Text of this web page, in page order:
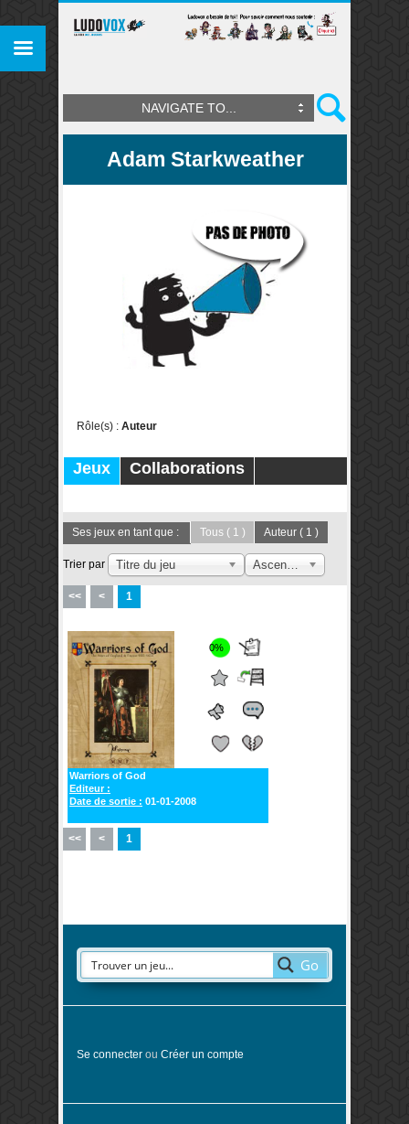
NAVIGATE TO...
Adam Starkweather
Rôle(s) : Auteur
Jeux
Collaborations
Ses jeux en tant que : Tous ( 1 ) Auteur ( 1 )
Trier par Titre du jeu
<< < 1
0%
Warriors of God
Editeur :
Date de sortie : 01-01-2008
<< < 1
Go
Se connecter ou Créer un compte